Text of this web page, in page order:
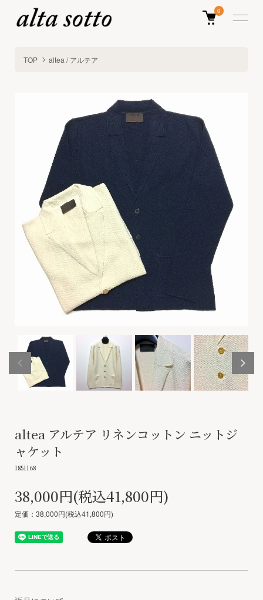
0
TOP altea / アルテア
altea アルテア リネンコットン ニットジ
ャケット
1851168
38,000円(税込41,800円)
定価：38,000円(税込41,800円)